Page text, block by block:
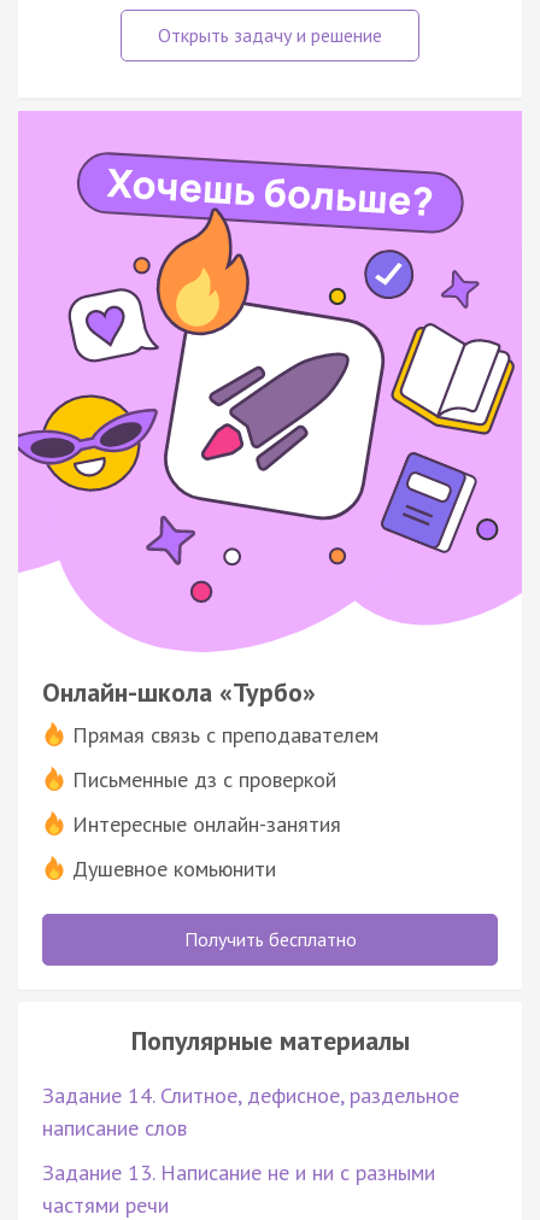
Онлайн-школа «Турбо»
Прямая связь с преподавателем
Письменные дз с проверкой
Интересные онлайн-занятия
Душевное комьюнити
Получить бесплатно
Популярные материалы
Задание 14. Слитное, дефисное, раздельное
написание слов
Задание 13. Написание не и ни с разными
частями речи